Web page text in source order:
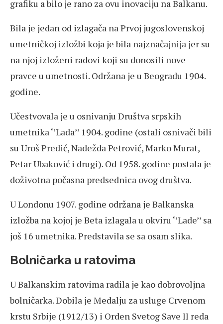
grafiku a bilo je rano za ovu inovaciju na Balkanu.
Bila je jedan od izlagača na Prvoj jugoslovenskoj
umetničkoj izložbi koja je bila najznačajnija jer su
na njoj izloženi radovi koji su donosili nove
pravce u umetnosti. Održana je u Beogradu 1904.
godine.
Učestvovala je u osnivanju Društva srpskih
umetnika ‘’Lada’’ 1904. godine (ostali osnivači bili
su Uroš Predić, Nadežda Petrović, Marko Murat,
Petar Ubaković i drugi). Od 1958. godine postala je
doživotna počasna predsednica ovog društva.
U Londonu 1907. godine održana je Balkanska
izložba na kojoj je Beta izlagala u okviru ‘’Lade’’ sa
još 16 umetnika. Predstavila se sa osam slika.
Bolničarka u ratovima
U Balkanskim ratovima radila je kao dobrovoljna
bolničarka. Dobila je Medalju za usluge Crvenom
krstu Srbije (1912/13) i Orden Svetog Save II reda